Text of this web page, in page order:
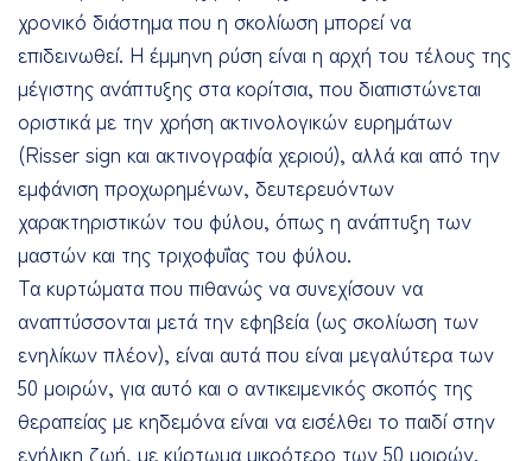
χρονικό διάστημα που η σκολίωση μπορεί να
επιδεινωθεί. Η έμμηνη ρύση είναι η αρχή του τέλους της
μέγιστης ανάπτυξης στα κορίτσια, που διαπιστώνεται
οριστικά με την χρήση ακτινολογικών ευρημάτων
(Risser sign και ακτινογραφία χεριού), αλλά και από την
εμφάνιση προχωρημένων, δευτερευόντων
χαρακτηριστικών του φύλου, όπως η ανάπτυξη των
μαστών και της τριχοφυΐας του φύλου.
Τα κυρτώματα που πιθανώς να συνεχίσουν να
αναπτύσσονται μετά την εφηβεία (ως σκολίωση των
ενηλίκων πλέον), είναι αυτά που είναι μεγαλύτερα των
50 μοιρών, για αυτό και ο αντικειμενικός σκοπός της
θεραπείας με κηδεμόνα είναι να εισέλθει το παιδί στην
ενήλικη ζωή, με κύρτωμα μικρότερο των 50 μοιρών.